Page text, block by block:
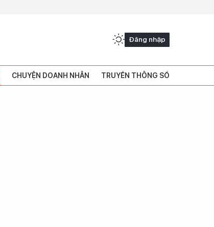
Đăng nhập
CHUYỆN DOANH NHÂN TRUYỀN THÔNG SỐ